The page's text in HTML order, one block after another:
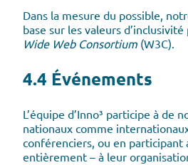
Dans la mesure du possible,
base sur les valeurs
Wide Web Consortium (W3C).
4.4 Événements
L’équipe d’Inno³ participe à de
nationaux comme
conférenciers, ou en participant
entièrement – à leur